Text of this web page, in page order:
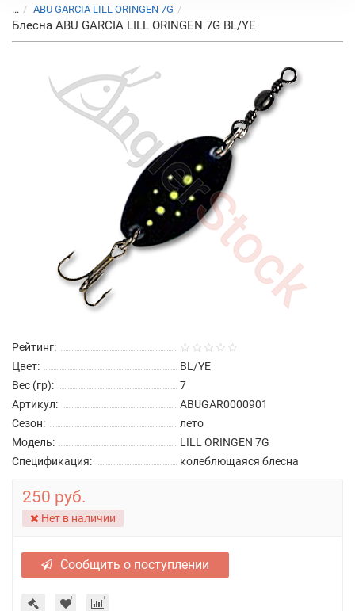
... ABU GARCIA LILL ORINGEN 7G
Блесна ABU GARCIA LILL ORINGEN 7G BL/YE
Рейтинг:
Цвет:
BL/YE
Вес (гр):
7
Артикул:
ABUGAR0000901
Сезон:
лето
Модель:
LILL ORINGEN 7G
Спецификация:
колеблющаяся блесна
250 руб.
Нет в наличии
Сообщить о поступлении